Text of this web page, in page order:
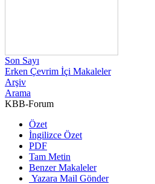
Son Sayı
Erken Çevrim İçi Makaleler
Arşiv
Arama
KBB-Forum
Özet
İngilizce Özet
PDF
Tam Metin
Benzer Makaleler
Yazara Mail Gönder